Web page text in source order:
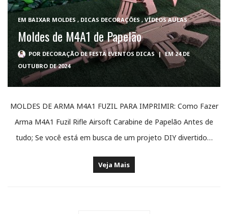
EM BAIXAR MOLDES , DICAS DECORAÇÕES , VÍDEOS AULAS
Moldes de M4A1 de Papelão
POR DECORAÇÃO DE FESTA EVENTOS DICAS | EM 24 DE
OUTUBRO DE 2024
MOLDES DE ARMA M4A1 FUZIL PARA IMPRIMIR: Como Fazer
Arma M4A1 Fuzil Rifle Airsoft Carabine de Papelão Antes de
tudo; Se você está em busca de um projeto DIY divertido…
Veja Mais